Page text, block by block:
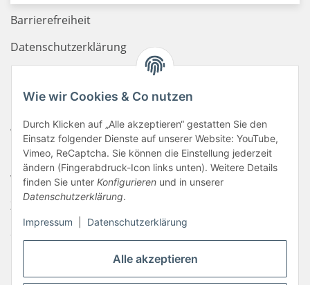
Alle akzeptieren
Wie wir Cookies & Co nutzen
Durch Klicken auf „Alle akzeptieren“ gestatten Sie den
Einsatz folgender Dienste auf unserer Website: YouTube,
Vimeo, ReCaptcha. Sie können die Einstellung jederzeit
ändern (Fingerabdruck-Icon links unten). Weitere Details
finden Sie unter Konfigurieren und in unserer
Datenschutzerklärung.
Impressum Datenschutzerklärung
Barrierefreiheit
Datenschutzerklärung
Newsletter
AGB
Kontakt
Widerrufsrecht
Zahlungsinformationen
Sitemap
Liefer- & Versandkosten